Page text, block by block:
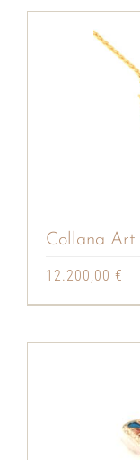
Collana Art
12.200,00 €